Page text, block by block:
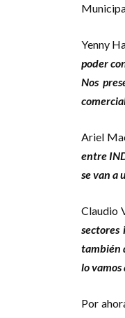
Yenny
poder
Nos
Ariel
entre
se van a
Claudio
también
lo vamos
Por